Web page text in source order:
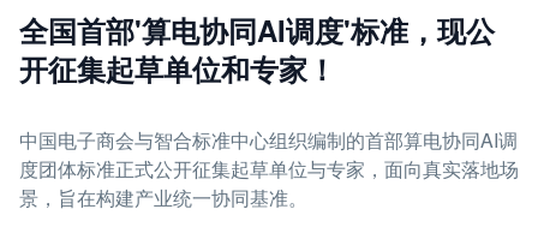
全国首部'算电协同AI调度'标准，现公
开征集起草单位和专家！
中国电子商会与智合标准中心组织编制的首部算电协同AI调
度团体标准正式公开征集起草单位与专家，面向真实落地场
景，旨在构建产业统一协同基准。